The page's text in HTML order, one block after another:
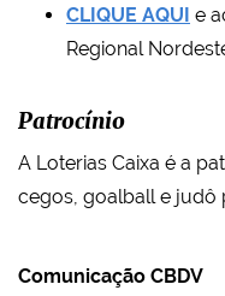
CLIQUE AQUI e
Regional
Patrocínio
A Loterias Caixa é a
cegos, goalball e judô
Comunicação CBDV